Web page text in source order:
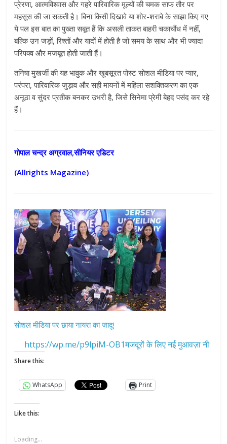
प्रेरणा, आत्मविश्वास और गहरे पारिवारिक मूल्यों की चमक साफ तौर पर
महसूस की जा सकती है। बिना किसी दिखावे या शोर-शराबे के साझा किए गए
ये पल इस बात का पुख्ता सबूत हैं कि असली ताकत बाहरी चकाचौंध में नहीं,
बल्कि उन जड़ों, रिश्तों और यादों में होती है जो समय के साथ और भी ज्यादा
परिपक्व और मजबूत होती जाती हैं।
तनिषा मुखर्जी की यह भावुक और खूबसूरत पोस्ट सोशल मीडिया पर प्यार,
परंपरा, पारिवारिक जुड़ाव और सही मायनों में महिला सशक्तिकरण का एक
अनूठा व सुंदर प्रतीक बनकर उभरी है, जिसे सिनेमा प्रेमी बेहद पसंद कर रहे
हैं।
गोपाल चन्द्र अग्रवाल,सीनियर एडिटर
(Allrights Magazine)
सोशल मीडिया पर छाया नायरा का जादू!
https://wp.me/p9lpiM-OB1मजदूरों के लिए नई मुआवज़ा नी
Share this:
WhatsApp Print
Like this:
Loading...